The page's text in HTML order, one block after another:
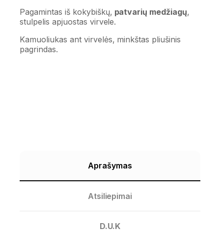
Pagamintas iš kokybiškų, patvarių medžiagų,
stulpelis apjuostas virvele.
Kamuoliukas ant virvelės, minkštas pliušinis
pagrindas.
Aprašymas
Atsiliepimai
D.U.K